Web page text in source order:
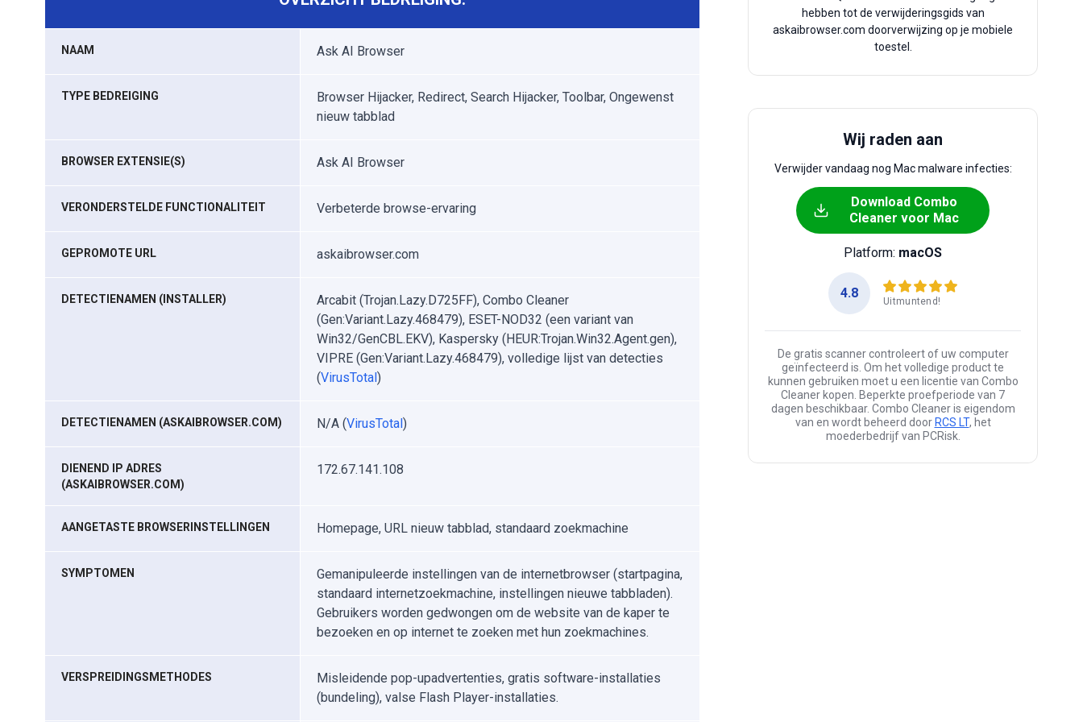
NAAM Ask AI Browser
TYPE BEDREIGING
Browser Hijacker, Redirect, Search Hijacker, Toolbar, Ongewenst
nieuw tabblad
BROWSER EXTENSIE(S) Ask AI Browser
VERONDERSTELDE FUNCTIONALITEIT Verbeterde browse-ervaring
GEPROMOTE URL askaibrowser.com
DETECTIENAMEN (INSTALLER)
Arcabit (Trojan.Lazy.D725FF), Combo Cleaner
(Gen:Variant.Lazy.468479), ESET-NOD32 (een variant van
Win32/GenCBL.EKV), Kaspersky (HEUR:Trojan.Win32.Agent.gen),
VIPRE (Gen:Variant.Lazy.468479), volledige lijst van detecties
(VirusTotal)
DETECTIENAMEN (ASKAIBROWSER.COM) N/A (VirusTotal)
DIENEND IP ADRES
(ASKAIBROWSER.COM)
172.67.141.108
AANGETASTE BROWSERINSTELLINGEN Homepage, URL nieuw tabblad, standaard zoekmachine
SYMPTOMEN
Gemanipuleerde instellingen van de internetbrowser (startpagina,
standaard internetzoekmachine, instellingen nieuwe tabbladen).
Gebruikers worden gedwongen om de website van de kaper te
bezoeken en op internet te zoeken met hun zoekmachines.
VERSPREIDINGSMETHODES
Misleidende pop-upadvertenties, gratis software-installaties
(bundeling), valse Flash Player-installaties.
hebben tot de verwijderingsgids van
askaibrowser.com doorverwijzing op je mobiele
toestel.
Wij raden aan
Verwijder vandaag nog Mac malware infecties:
Download Combo
Cleaner voor Mac
Platform: macOS
4.8
Uitmuntend!
De gratis scanner controleert of uw computer
geïnfecteerd is. Om het volledige product te
kunnen gebruiken moet u een licentie van Combo
Cleaner kopen. Beperkte proefperiode van 7
dagen beschikbaar. Combo Cleaner is eigendom
van en wordt beheerd door RCS LT, het
moederbedrijf van PCRisk.